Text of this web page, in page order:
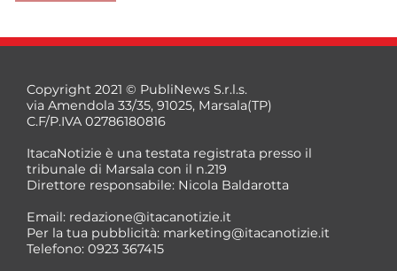
Copyright 2021 © PubliNews S.r.l.s.
via Amendola 33/35, 91025, Marsala(TP)
C.F/P.IVA 02786180816
ItacaNotizie è una testata registrata presso il
tribunale di Marsala con il n.219
Direttore responsabile: Nicola Baldarotta
Email: redazione@itacanotizie.it
Per la tua pubblicità: marketing@itacanotizie.it
Telefono: 0923 367415